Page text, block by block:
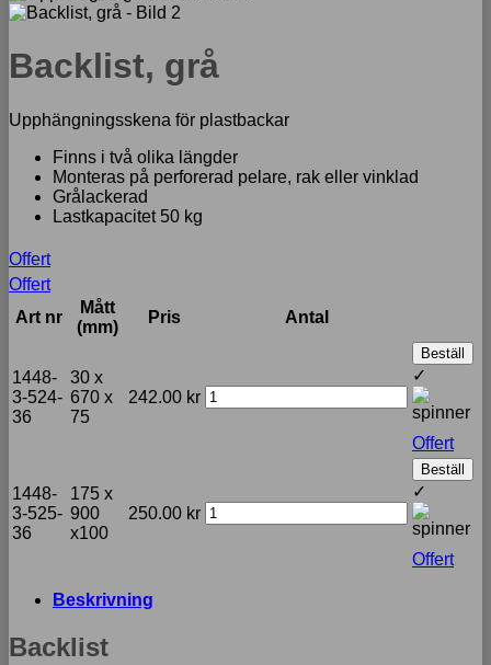
Backlist, grå
Upphängningsskena för plastbackar
Finns i två olika längder
Monteras på perforerad pelare, rak eller vinklad
Grålackerad
Lastkapacitet 50 kg
Offert
Offert
Art nr
Mått
(mm)
Pris Antal
1448-
3-524-
36
30 x
670 x
75
242.00 kr
Beställ
✓
Offert
1448-
3-525-
36
175 x
900
x100
250.00 kr
Beställ
✓
Offert
Beskrivning
Backlist